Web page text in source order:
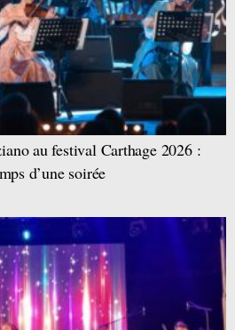
au festival Carthage 2026 :
d’une soirée